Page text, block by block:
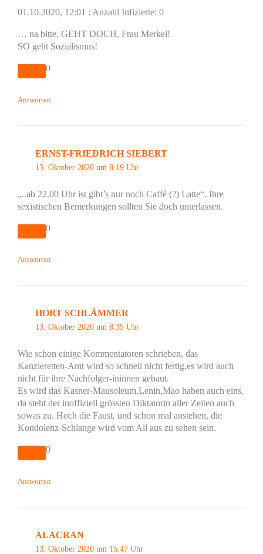
01.10.2020, 12:01 : Anzahl Infizierte: 0
… na bitte, GEHT DOCH, Frau Merkel!
SO geht Sozialismus!
0
Antworten
ERNST-FRIEDRICH SIEBERT
13. Oktober 2020 um 8:19 Uhr
„..ab 22.00 Uhr ist gibt’s nur noch Caffè (?) Latte“. Ihre
sexistischen Bemerkungen sollten Sie doch unterlassen.
0
Antworten
HORT SCHLÄMMER
13. Oktober 2020 um 8:35 Uhr
Wie schon einige Kommentatoren schrieben, das
Kanzleretten-Amt wird so schnell nicht fertig,es wird auch
nicht für ihre Nachfolger-ininnen gebaut.
Es wird das Kasner-Mausoleum,Lenin,Mao haben auch eins,
da steht der inoffiziell grössten Diktatorin aller Zeiten auch
sowas zu. Hoch die Faust, und schon mal anstehen, die
Kondolenz-Schlange wird vom All aus zu sehen sein.
0
Antworten
ALACRAN
13. Oktober 2020 um 15:47 Uhr